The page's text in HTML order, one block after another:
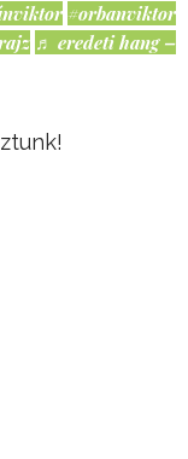
#orbanviktor
♬ eredeti hang –